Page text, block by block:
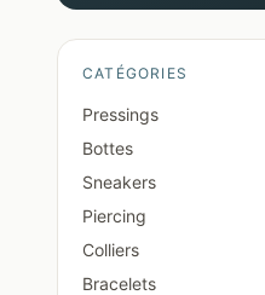
CATÉGORIES
Pressings
Bottes
Sneakers
Piercing
Colliers
Bracelets